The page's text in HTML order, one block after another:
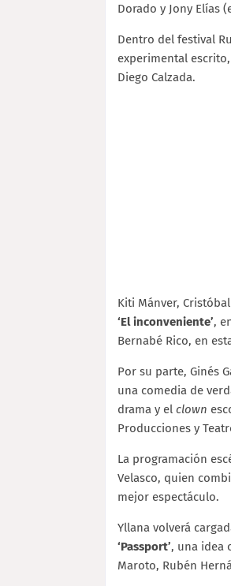
Dorado y Jony Elías
Dentro del festival
experimental
Diego Calzada.
Kiti Mánver,
‘El inconveniente’,
Bernabé Rico, en
Por su parte, Ginés
una comedia de
drama y el clown
Producciones y
La programación
Velasco, quien
mejor espectáculo.
Yllana volverá
‘Passport’, una idea
Maroto, Rubén